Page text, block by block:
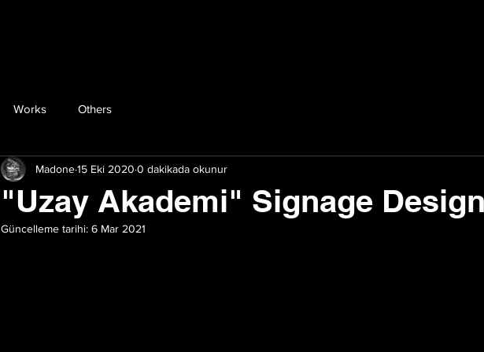
Works Others
"Uzay Akademi" Signage Design
Madone15 Eki 2020 0 dakikada okunur
Güncelleme tarihi: 6 Mar 2021